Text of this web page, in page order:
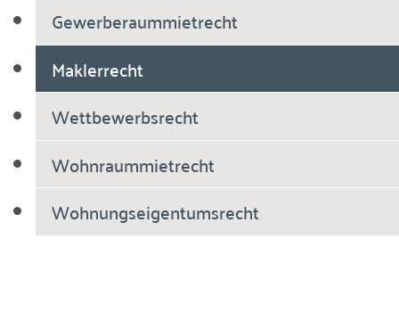
Gewerberaummietrecht
Maklerrecht
Wettbewerbsrecht
Wohnraummietrecht
Wohnungseigentumsrecht